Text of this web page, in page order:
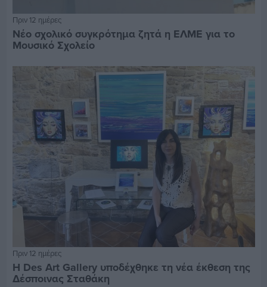
Πριν 12 ημέρες
Νέο σχολικό συγκρότημα ζητά η ΕΛΜΕ για το
Μουσικό Σχολείο
Πριν 12 ημέρες
Η Des Art Gallery υποδέχθηκε τη νέα έκθεση της
Δέσποινας Σταθάκη